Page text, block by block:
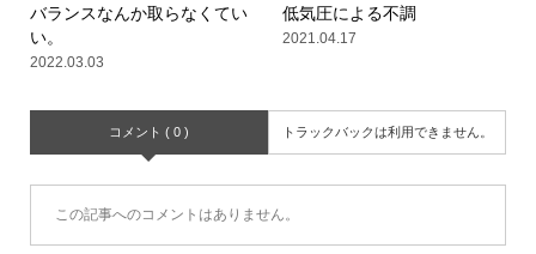
バランスなんか取らなくてい
い。
2022.03.03
低気圧による不調
2021.04.17
コメント ( 0 ) トラックバックは利用できません。
この記事へのコメントはありません。